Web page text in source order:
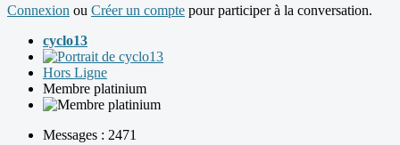
Connexion ou Créer un compte pour participer à la conversation.
cyclo13
Hors Ligne
Membre platinium
Messages : 2471